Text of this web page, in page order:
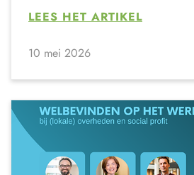
LEES HET ARTIKEL
10 mei 2026